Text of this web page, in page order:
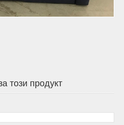
този продукт